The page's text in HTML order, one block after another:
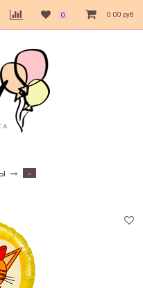
0 0.00 руб
-